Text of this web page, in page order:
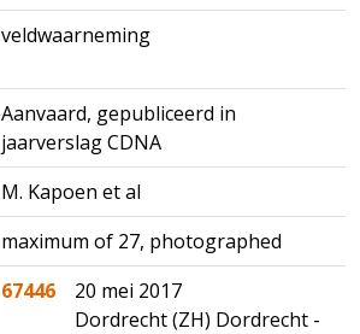
veldwaarneming
Aanvaard, gepubliceerd in
jaarverslag CDNA
M. Kapoen et al
maximum of 27, photographed
67446
20 mei 2017
Dordrecht (ZH) Dordrecht -